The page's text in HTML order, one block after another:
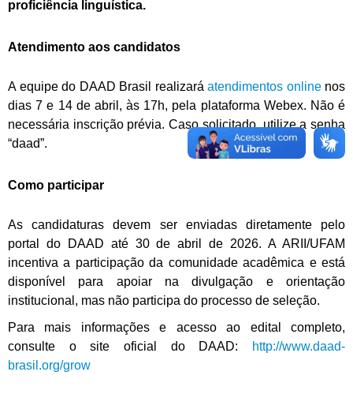
proficiência linguística.
Atendimento aos candidatos
A equipe do DAAD Brasil realizará atendimentos onlinenos
dias 7 e 14 de abril, às 17h, pela plataforma Webex. Não é
necessária inscrição prévia. Caso solicitado, utilize a senha
“daad”.
Como participar
As candidaturas devem ser enviadas diretamente pelo
portal do DAAD até 30 de abril de 2026. A ARII/UFAM
incentiva a participação da comunidade acadêmica e está
disponível para apoiar na divulgação e orientação
institucional, mas não participa do processo de seleção.
Para mais informações e acesso ao edital completo,
consulte o site oficial do DAAD:
http://www.daad-
brasil.org/grow